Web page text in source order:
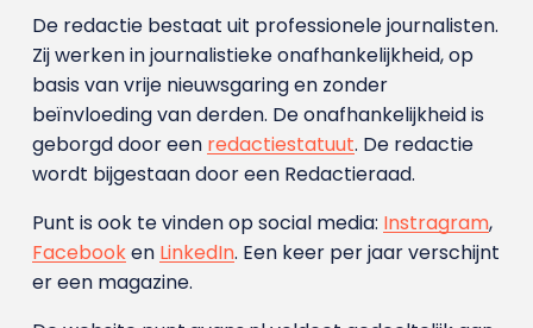
De redactie bestaat uit professionele journalisten.
Zij werken in journalistieke onafhankelijkheid, op
basis van vrije nieuwsgaring en zonder
beïnvloeding van derden. De onafhankelijkheid is
geborgd door een redactiestatuut. De redactie
wordt bijgestaan door een Redactieraad.
Punt is ook te vinden op social media: Instragram,
Facebooken LinkedIn. Een keer per jaar verschijnt
er een magazine.